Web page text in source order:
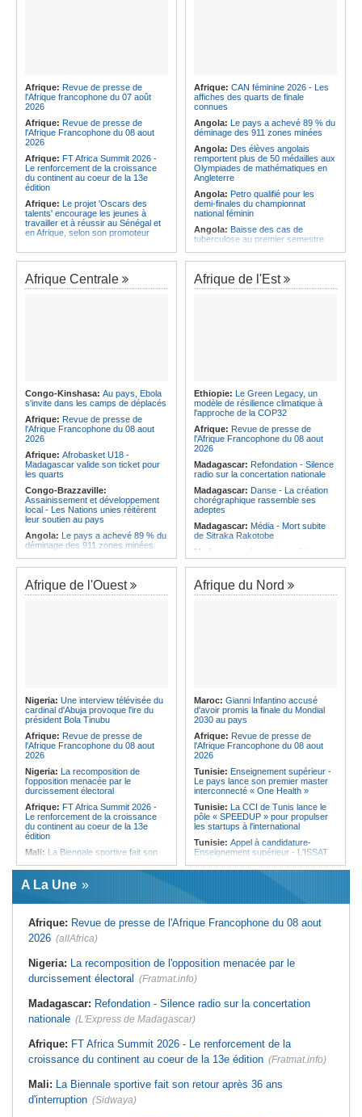
Afrique: Revue de presse de
l'Afrique francophone du 07 août
2026
Afrique: Revue de presse de
l'Afrique Francophone du 08 aout
2026
Afrique: FT Africa Summit 2026 -
Le renforcement de la croissance
du continent au coeur de la 13e
édition
Afrique:
Le projet 'Oscars des
talents' encourage les jeunes à
travailler et à réussir au Sénégal et
en Afrique, selon son promoteur
Afrique:Festival de Hammamet -
Afrique:Transfert - Le coach Rôrô
tente l'aventure au Al-Merrikh SC
Afrique:Débat d'orientation
budgétaire - Le gouvernement
sociale 2027-2029 au parlement
Afrique: CAN féminine 2026 - Les
affiches des quarts de finale
connues
Angola:
Le pays a achevé 89 % du
déminage des 911 zones minées
Angola: Des élèves angolais
remportent plus de 50 médailles aux
Olympiades de mathématiques en
Angleterre
Angola: Petro qualifié pour les
demi-finales du championnat
national féminin
Angola: Baisse des cas de
tuberculose au premier semestre
s'échange en territoire positif
Angola:La Centrale thermique de
Angola:Le président de
l'Assemblée nationale en mission
d'évaluation de l'activité
parlementaire de Lunda-Sul
Afrique Centrale
Congo-Kinshasa: Au pays, Ebola
s'invite dans les camps de déplacés
Afrique: Revue de presse de
l'Afrique Francophone du 08 aout
2026
Afrique: Afrobasket U18 -
Madagascar valide son ticket pour
les quarts
Congo-Brazzaville:
Assainissement et développement
local - Les Nations unies réitèrent
leur soutien au pays
Angola: Le pays a achevé 89 % du
déminage des 911 zones minées
Angola:Des élèves angolais
Olympiades de mathématiques en
Angleterre
Angola:La Centrale thermique de
Cabinda renforcée de 30 mégawatts
Afrique de l'Est
Ethiopie: Le Green Legacy, un
modèle de résilience climatique à
l'approche de la COP32
Afrique: Revue de presse de
l'Afrique Francophone du 08 aout
2026
Madagascar: Refondation - Silence
radio sur la concertation nationale
Madagascar: Danse - La création
chorégraphique rassemble ses
adeptes
Madagascar: Média - Mort subite
de Sitraka Rakotobe
Madagascar: Les reins solides
Madagascar:Vol à la tire - Un
groupe de six femmes se retrouve
en prison
Agroalimentaire - Les
boissons locales conquièrent le
marché
Afrique de l'Ouest
Nigeria: Une interview télévisée du
cardinal d'Abuja provoque l'ire du
président Bola Tinubu
Afrique: Revue de presse de
l'Afrique Francophone du 08 aout
2026
Nigeria: La recomposition de
l'opposition menacée par le
durcissement électoral
Afrique: FT Africa Summit 2026 -
Le renforcement de la croissance
du continent au coeur de la 13e
édition
Mali: La Biennale sportive fait son
Cote d'Ivoire:
La jeunesse exhortée à éviter la
l'indépendance - L'An 66 célébré
dans la ferveur et l'espoir à
Kongodia
Cote d'Ivoire:
Tournoi Children Of
Africa dans le Bafing - La Commune
de Touba détrône Koonan
populations rendent un hommage à
la maire Alice Atsé Akissi pour ses
actions de développement
Cote d'Ivoire: Hépatites virales - Le
RILHVi engagé pour leur élimination
à l'horizon 2030
Afrique du Nord
Maroc: Gianni Infantino accusé
d'avoir promis la finale du Mondial
2030 au pays
Afrique: Revue de presse de
l'Afrique Francophone du 08 aout
2026
Tunisie: Enseignement supérieur -
Le pays lance son premier master
interconnecté « One Health »
Tunisie: La CCI de Tunis lance le
pôle « SPEEDUP » pour propulser
les startups à l'international
Tunisie: Appel à candidature-
Enseignement supérieur - L'ISSAT
professoral pour la rentrée
habitants sur la plage de Sidi
Jemour
Tunisie:Mayada El Hennawy et
Mohamed Khairy à Carthage - Le
générations
Tunisie:
patriarcat, dernier obstacle
Tunisie:
Eau minérale embouteillée
- Les producteurs démentent toute
hausse des prix et pointent du doigt
A La Une
Afrique: Revue de presse de l'Afrique Francophone du 08 aout
2026 (allAfrica)
Nigeria: La recomposition de l'opposition menacée par le
durcissement électoral (Fratmat.info)
Madagascar: Refondation - Silence radio sur la concertation
nationale (L'Express de Madagascar)
Afrique: FT Africa Summit 2026 - Le renforcement de la
croissance du continent au coeur de la 13e édition (Fratmat.info)
Mali: La Biennale sportive fait son retour après 36 ans
d'interruption (Sidwaya)